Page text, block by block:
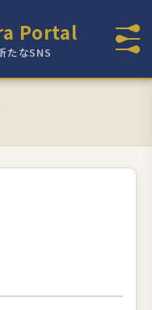
Portal
たなSNS